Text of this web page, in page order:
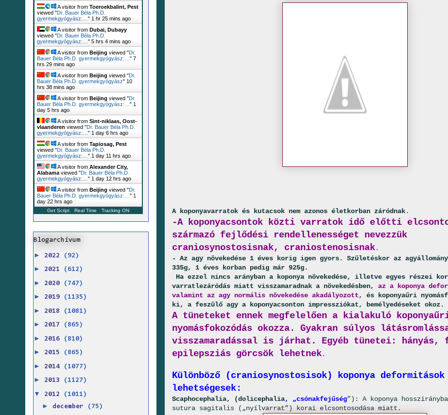
A koponyavarratok és kutacsok nem azonos életkorban záródnak.
-A koponyacsontok közti varratok idő előtti
származó fejlődési rendellenességet nevezzük
craniosynostosisnak, craniostenosisnak.
- Az agy növekedése 1 éves korig igen gyors. Születéskor az
335g, 1 éves korban pedig már 925g.
Ha ezzel nincs arányban a koponya növekedése, illetve egyes részei
varratlezáródás miatt visszamaradnak a növekedésben, az a koponya
valamint az agy normális növekedése akadályozott, és koponyaűri
ki, a feszülő agy a koponyacsonton impressziókat, bemélyedéseket okoz.
A tüneteket ennek megfelelően a kialakuló
nyomásfokozódás okozza. Gyakran súlyos
visszamaradással is járhat. Egyéb tünetei:
epilepsziás görcsök lehetnek.
Különböző (craniosynostosisok) koponya deformitások
lehetségesek:
Scaphocephalia, (dolicephalia, „csónakfejűség”): A koponya
sutura sagitalis („nyílvarrat”) korai elcsontosodása miatt.
A visitor from Toeroekbalint, Pest
viewed "Dr. Bauer Béla Ph.D.
gyermekgyógyász:… " 1 hr 25 mins ago
A visitor from Dubai, Dubayy
viewed "Dr. Bauer Béla Ph.D.
gyermekgyógyász:… " 5 hrs 4 mins ago
A visitor from Beijing viewed "Dr.
Bauer Béla Ph.D. gyermekgyógyász:… " 7
hrs 29 mins ago
A visitor from Beijing viewed "Dr.
Bauer Béla Ph.D. gyermekgyógyász" 10
hrs 38 mins ago
A visitor from Beijing viewed "Dr.
Bauer Béla Ph.D. gyermekgyógyász:… " 1
day 5 hrs ago
A visitor from Sint-niklaas, Oost-
vlaanderen viewed "Dr. Bauer Béla Ph.D.
gyermekgyógyász:… " 1 day 6 hrs ago
A visitor from Tapiosag, Pest
viewed "Dr. Bauer Béla Ph.D.
gyermekgyógyász:… " 1 day 11 hrs ago
A visitor from Alexander City,
Alabama viewed "Dr. Bauer Béla Ph.D.
gyermekgyógyász:… " 1 day 12 hrs ago
A visitor from Beijing viewed "Dr.
Bauer Béla Ph.D. gyermekgyógyász:… " 1
day 22 hrs ago
Get Script Real Time Tracking ON
Blogarchívum
► 2022 (92)
► 2021 (612)
► 2020 (747)
► 2019 (1135)
► 2018 (1081)
► 2017 (865)
► 2016 (810)
► 2015 (865)
► 2014 (1077)
► 2013 (1127)
▼ 2012 (1011)
► december (75)